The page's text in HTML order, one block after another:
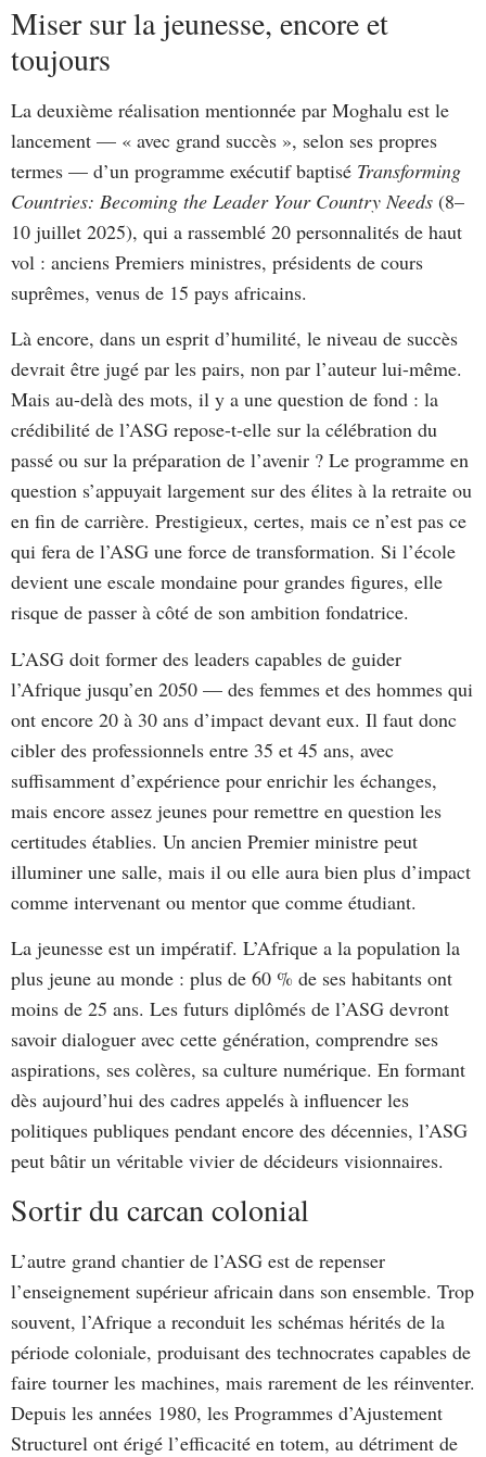
Miser sur la jeunesse, encore et
toujours
La deuxième réalisation mentionnée par Moghalu est le
lancement — « avec grand succès », selon ses propres
termes — d’un programme exécutif baptisé Transforming
Countries: Becoming the Leader Your Country Needs (8–
10 juillet 2025), qui a rassemblé 20 personnalités de haut
vol : anciens Premiers ministres, présidents de cours
suprêmes, venus de 15 pays africains.
Là encore, dans un esprit d’humilité, le niveau de succès
devrait être jugé par les pairs, non par l’auteur lui-même.
Mais au-delà des mots, il y a une question de fond : la
crédibilité de l’ASG repose-t-elle sur la célébration du
passé ou sur la préparation de l’avenir ? Le programme en
question s’appuyait largement sur des élites à la retraite ou
en fin de carrière. Prestigieux, certes, mais ce n’est pas ce
qui fera de l’ASG une force de transformation. Si l’école
devient une escale mondaine pour grandes figures, elle
risque de passer à côté de son ambition fondatrice.
L’ASG doit former des leaders capables de guider
l’Afrique jusqu’en 2050 — des femmes et des hommes qui
ont encore 20 à 30 ans d’impact devant eux. Il faut donc
cibler des professionnels entre 35 et 45 ans, avec
suffisamment d’expérience pour enrichir les échanges,
mais encore assez jeunes pour remettre en question les
certitudes établies. Un ancien Premier ministre peut
illuminer une salle, mais il ou elle aura bien plus d’impact
comme intervenant ou mentor que comme étudiant.
La jeunesse est un impératif. L’Afrique a la population la
plus jeune au monde : plus de 60 % de ses habitants ont
moins de 25 ans. Les futurs diplômés de l’ASG devront
savoir dialoguer avec cette génération, comprendre ses
aspirations, ses colères, sa culture numérique. En formant
dès aujourd’hui des cadres appelés à influencer les
politiques publiques pendant encore des décennies, l’ASG
peut bâtir un véritable vivier de décideurs visionnaires.
Sortir du carcan colonial
L’autre grand chantier de l’ASG est de repenser
l’enseignement supérieur africain dans son ensemble. Trop
souvent, l’Afrique a reconduit les schémas hérités de la
période coloniale, produisant des technocrates capables de
faire tourner les machines, mais rarement de les réinventer.
Depuis les années 1980, les Programmes d’Ajustement
Structurel ont érigé l’efficacité en totem, au détriment de